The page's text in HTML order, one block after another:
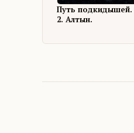
Путь подкидышей.
2. Алтын.